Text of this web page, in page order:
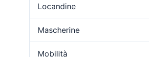
Locandine
Mascherine
Mobilità